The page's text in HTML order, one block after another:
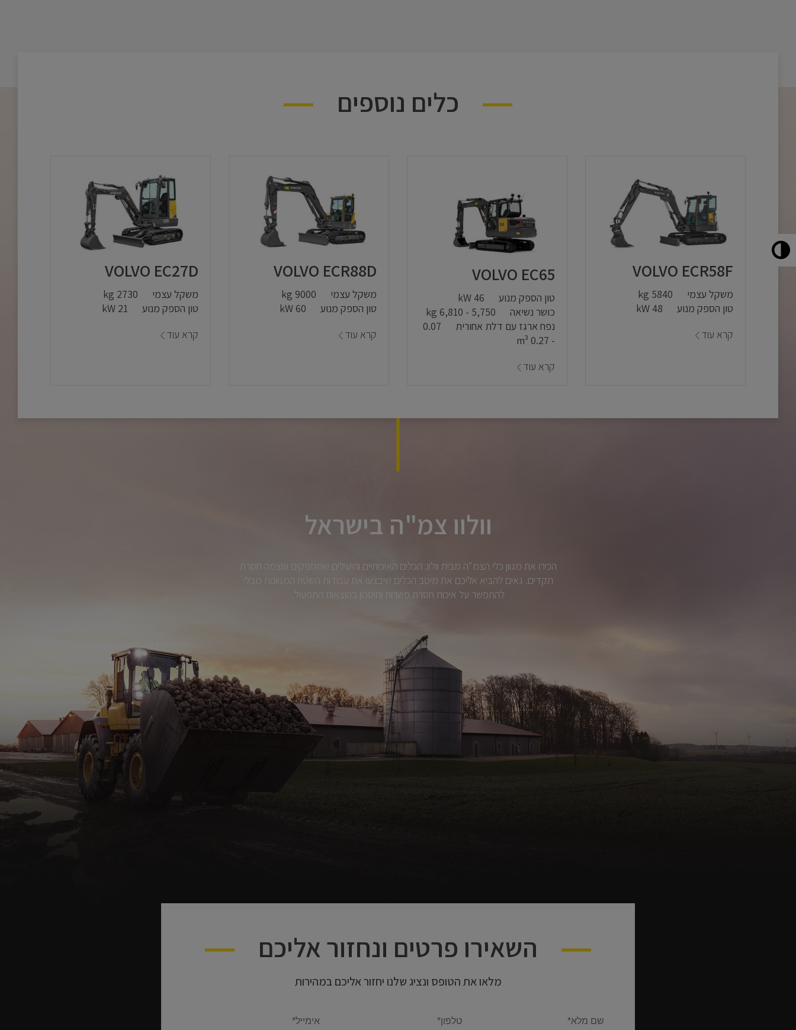
כלים נוספים
VOLVO ECR58F
משקל עצמי
5840 kg
טון הספק מנוע
48 kW
קרא עוד
VOLVO EC65
טון הספק מנוע
46 kW
כושר נשיאה
5,750 - 6,810 kg
נפח ארגז עם דלת אחורית
0.07
- 0.27 m³
קרא עוד
VOLVO ECR88D
משקל עצמי
9000 kg
טון הספק מנוע
60 kW
קרא עוד
VOLVO EC27D
משקל עצמי
2730 kg
טון הספק מנוע
21 kW
קרא עוד
וולוו צמ"ה בישראל
הכירו את מגוון כלי הצמ"ה מבית וולוו. הכלים האיכותיים והיעילים שמספקים עוצמה חסרת
תקדים. גאים להביא אליכם את מיטב הכלים שיבצעו את עבודות השטח המגוונות מבלי
להתפשר על איכות חסרת פשרות וחיסכון בהוצאות התפעול.
השאירו פרטים ונחזור אליכם
מלאו את הטופס ונציג שלנו יחזור אליכם במהירות
Email